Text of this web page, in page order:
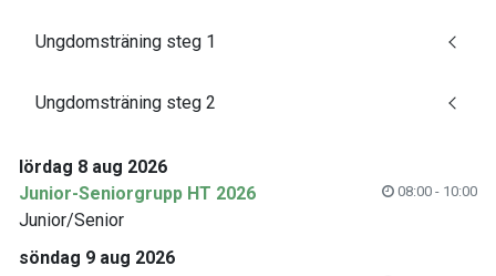
Ungdomsträning steg 1
Ungdomsträning steg 2
lördag 8 aug 2026
Junior-Seniorgrupp HT 2026
08:00 - 10:00
Junior/Senior
söndag 9 aug 2026